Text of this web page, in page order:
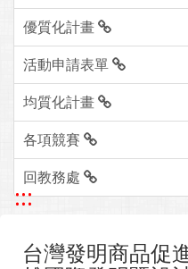
優質化計畫
活動申請表單
均質化計畫
各項競賽
回教務處
:::
台灣發明商品促